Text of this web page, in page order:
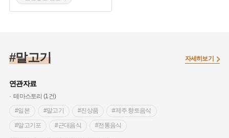
#경부선 김천역
#말고기
연관자료
테마스토리 (1건)
#일본
#말고기 #진상품 #제주 향토음식
#말고기포 #근대음식 #전통음식
자세히보기